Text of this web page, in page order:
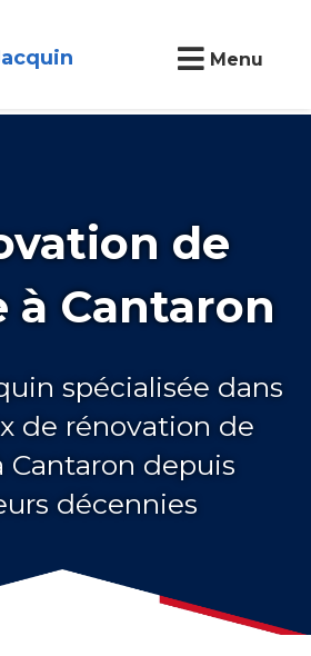
Menu
de
Cantaron
spécialisée dans
de rénovation de
Cantaron depuis
décennies